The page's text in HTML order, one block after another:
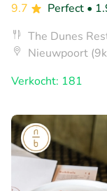
9.7 Perfect •
The Dunes
Nieuwpoort
Verkocht: 181